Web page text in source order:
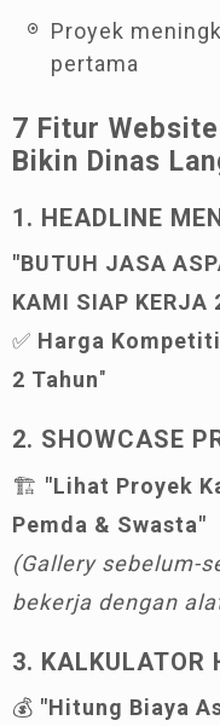
Proyek
pertama
7 Fitur
Bikin Dinas
1. HEADLINE
"BUTUH JASA
KAMI SIAP KERJA
✅ Harga
2 Tahun"
2. SHOWCASE
🏗️ "Lihat Proyek
Pemda & Swasta"
(Gallery sebelum-
bekerja dengan
3. KALKULATOR
💰 "Hitung Biaya